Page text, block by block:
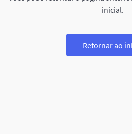
inicial.
Retornar ao